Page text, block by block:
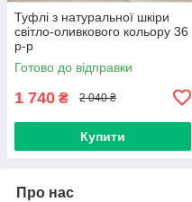
Туфлі з натуральної шкіри
світло-оливкового кольору 36
р-р
Готово до відправки
1 740 ₴ 2 040 ₴
Купити
Про нас